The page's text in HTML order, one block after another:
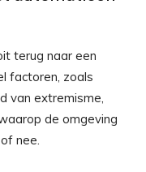
terug naar een
factoren, zoals
van extremisme,
de omgeving
nee.